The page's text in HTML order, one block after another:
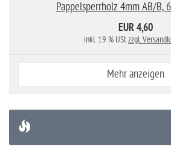
Pappelsperrholz 4mm AB/B,
EUR 4,60
inkl. 19 % UStzzgl.
Mehr anzeigen